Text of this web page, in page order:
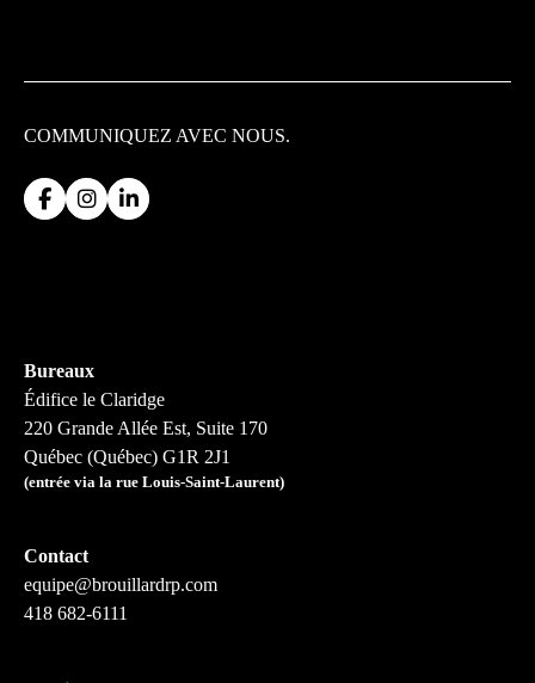
COMMUNIQUEZ AVEC NOUS.
Bureaux
Édifice le Claridge
220 Grande Allée Est, Suite 170
Québec (Québec) G1R 2J1
(entrée via la rue Louis-Saint-Laurent)
Contact
equipe@brouillardrp.com
418 682-6111